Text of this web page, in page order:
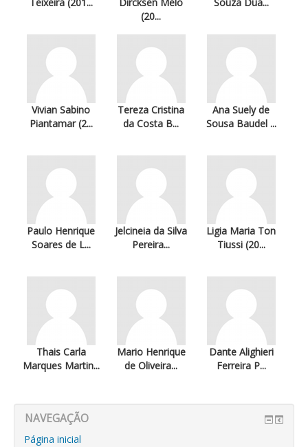
(20...
Vivian Sabino
Piantamar (2...
Tereza Cristina
da Costa B...
Ana Suely de
Sousa Baudel ...
Paulo Henrique
Soares de L...
Jelcineia da Silva
Pereira...
Ligia Maria Ton
Tiussi (20...
Thais Carla
Marques Martin...
Mario Henrique
de Oliveira...
Dante Alighieri
Ferreira P...
NAVEGAÇÃO
Página inicial